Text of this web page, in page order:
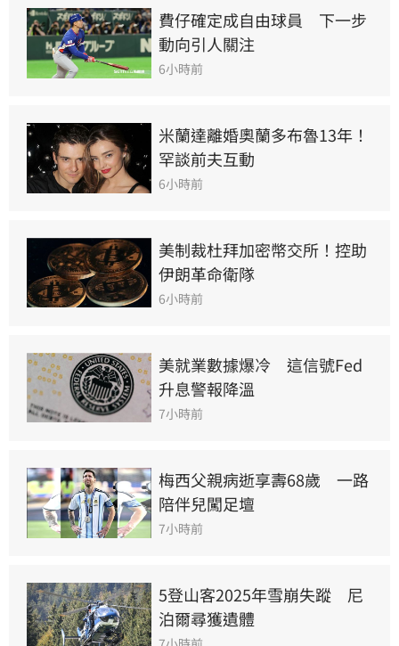
費仔確定成自由球員　下一步
動向引人關注
6小時前
米蘭達離婚奧蘭多布魯13年！
罕談前夫互動
6小時前
美制裁杜拜加密幣交所！控助
伊朗革命衛隊
6小時前
美就業數據爆冷　這信號Fed
升息警報降溫
7小時前
梅西父親病逝享壽68歲　一路
陪伴兒闖足壇
7小時前
5登山客2025年雪崩失蹤　尼
泊爾尋獲遺體